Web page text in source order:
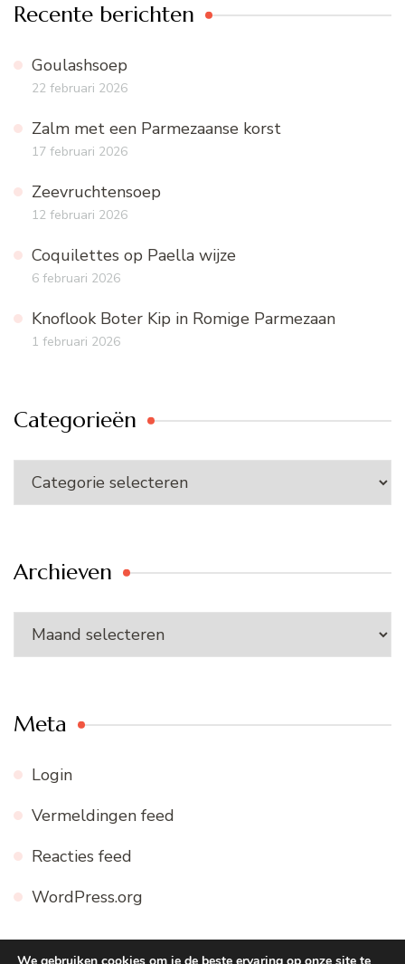
Recente berichten
Goulashsoep
22 februari 2026
Zalm met een Parmezaanse korst
17 februari 2026
Zeevruchtensoep
12 februari 2026
Coquilettes op Paella wijze
6 februari 2026
Knoflook Boter Kip in Romige Parmezaan
1 februari 2026
Categorieën
Categorieën
Archieven
Archieven
Meta
Login
Vermeldingen feed
Reacties feed
WordPress.org